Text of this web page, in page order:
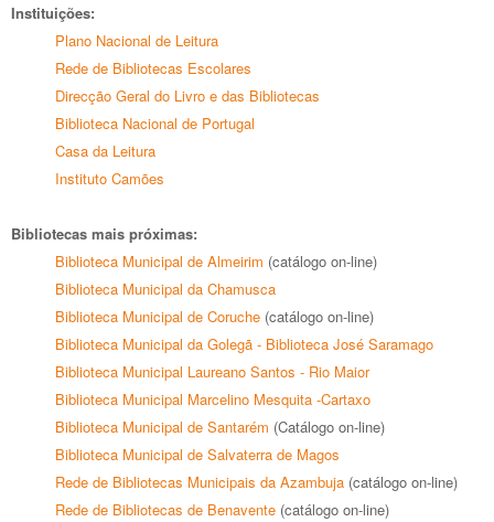
Instituições:
Plano Nacional de Leitura
Rede de Bibliotecas Escolares
Direcção Geral do Livro e das Bibliotecas
Biblioteca Nacional de Portugal
Casa da Leitura
Instituto Camões
Bibliotecas mais próximas:
Biblioteca Municipal de Almeirim (catálogo on-line)
Biblioteca Municipal da Chamusca
Biblioteca Municipal de Coruche (catálogo on-line)
Biblioteca Municipal da Golegã - Biblioteca José Saramago
Biblioteca Municipal Laureano Santos - Rio Maior
Biblioteca Municipal Marcelino Mesquita -Cartaxo
Biblioteca Municipal de Santarém (Catálogo on-line)
Biblioteca Municipal de Salvaterra de Magos
Rede de Bibliotecas Municipais da Azambuja (catálogo on-line)
Rede de Bibliotecas de Benavente (catálogo on-line)